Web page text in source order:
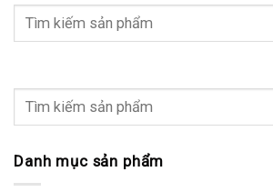
Danh mục sản phẩm